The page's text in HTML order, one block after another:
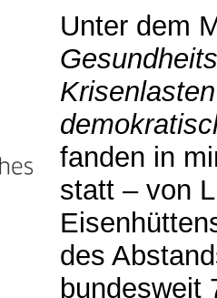
Unter dem
fanden in
statt – von
des
bundesweit